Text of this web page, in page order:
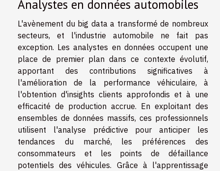
Analystes en données automobiles
L'avènement du big data a transformé de nombreux
secteurs, et l'industrie automobile ne fait pas
exception. Les analystes en données occupent une
place de premier plan dans ce contexte évolutif,
apportant des contributions significatives à
l'amélioration de la performance véhiculaire, à
l'obtention d'insights clients approfondis et à une
efficacité de production accrue. En exploitant des
ensembles de données massifs, ces professionnels
utilisent l'analyse prédictive pour anticiper les
tendances du marché, les préférences des
consommateurs et les points de défaillance
potentiels des véhicules. Grâce à l'apprentissage